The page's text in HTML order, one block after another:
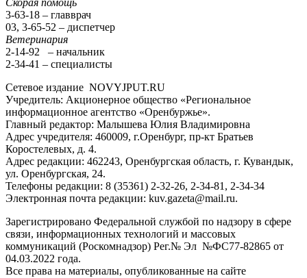
3-63-18 – главврач
03, 3-65-52 – диспетчер
Ветеринария
2-14-92 – начальник
2-34-41 – специалисты
Сетевое издание NOVYJPUT.RU
Учредитель: Акционерное общество «Региональное
информационное агентство «Оренбуржье».
Главный редактор: Малышева Юлия Владимировна
Адрес учредителя: 460009, г.Оренбург, пр-кт Братьев
Коростелевых, д. 4.
Адрес редакции: 462243, Оренбургская область, г. Кувандык,
ул. Оренбургская, 24.
Телефоны редакции: 8 (35361) 2-32-26, 2-34-81, 2-34-34
Электронная почта редакции: kuv.gazeta@mail.ru.
Зарегистрировано Федеральной службой по надзору в сфере
связи, информационных технологий и массовых
коммуникаций (Роскомнадзор) Рег.№ Эл №ФС77-82865 от
04.03.2022 года.
Все права на материалы, опубликованные на сайте